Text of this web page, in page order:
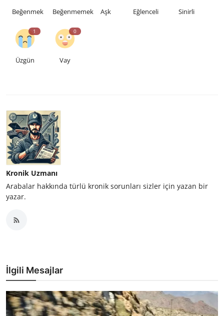
Beğenmek Beğenmemek Aşk Eğlenceli Sinirli
1
Üzgün
0
Vay
Kronik Uzmanı
Arabalar hakkında türlü kronik sorunları sizler için yazan bir
yazar.
İlgili Mesajlar